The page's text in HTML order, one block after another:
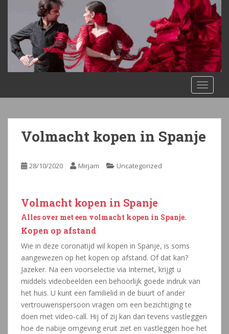
i
Volmacht kopen in Spanje
28/10/2020 Mirjam Uncategorized
Volmacht kopen in Spanje
Alles over met een volmacht kopen in Spanje.
Kopen op afstand
Wie in deze coronatijd wil kopen in Spanje, is soms
aangewezen op het kopen op afstand. Of dat kan?
Jazeker. Na een voorselectie via Internet, krijgt u
middels videobeelden een behoorlijk goede indruk van
het huis. U kunt een familielid in de buurt of ander
vertrouwenspersoon vragen om een bezichtiging te
doen met video-call. Hij of zij kan dan tevens vastleggen
hoe de nabije omgeving eruit ziet en vastleggen hoe het